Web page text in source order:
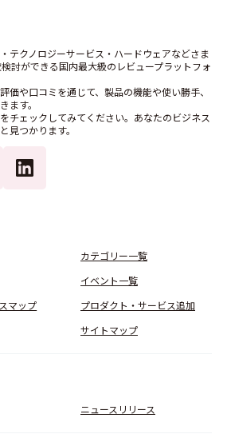
テクノロジーサービス・ハードウェアなどさま
討ができる国内最大級のレビュープラットフォ
価や口コミを通じて、製品の機能や使い勝手、
ます。
チェックしてみてください。あなたのビジネス
見つかります。
カテゴリー一覧
イベント一覧
マップ
プロダクト・サービス追加
サイトマップ
ニュースリリース